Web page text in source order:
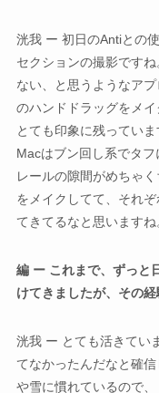
洸我 ー 初日のAntiとの
セクションの撮影です
ない、と思うようなア
のハンドドラッグをメイ
とても印象に残っていま
Macはブン回し系でタ
レールの隙間がめちゃ
をメイクしてて、それ
てきてるなと思いますね
編 ー これまで、ずっと
けてきましたが、その
洸我 ー とても活きてい
てなかったんだなと確
や雪に慣れているので